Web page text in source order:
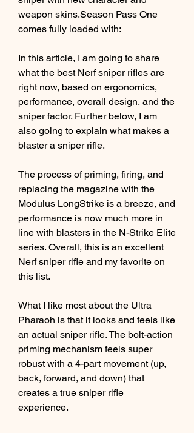
weapon skins.Season Pass One
comes fully loaded with:
In this article, I am going to share
what the best Nerf sniper rifles are
right now, based on ergonomics,
performance, overall design, and the
sniper factor. Further below, I am
also going to explain what makes a
blaster a sniper rifle.
The process of priming, firing, and
replacing the magazine with the
Modulus LongStrike is a breeze, and
performance is now much more in
line with blasters in the N-Strike Elite
series. Overall, this is an excellent
Nerf sniper rifle and my favorite on
this list.
What I like most about the Ultra
Pharaoh is that it looks and feels like
an actual sniper rifle. The bolt-action
priming mechanism feels super
robust with a 4-part movement (up,
back, forward, and down) that
creates a true sniper rifle
experience.